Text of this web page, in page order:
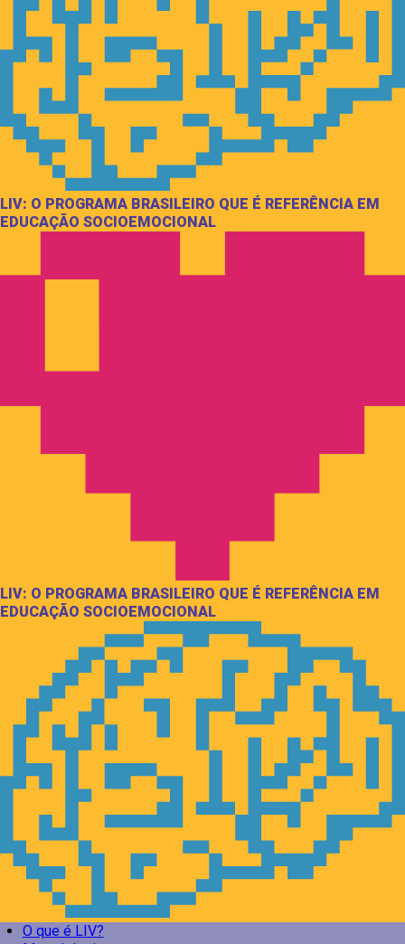
LIV: O PROGRAMA BRASILEIRO QUE É REFERÊNCIA EM
EDUCAÇÃO SOCIOEMOCIONAL
LIV: O PROGRAMA BRASILEIRO QUE É REFERÊNCIA EM
EDUCAÇÃO SOCIOEMOCIONAL
O que é LIV?